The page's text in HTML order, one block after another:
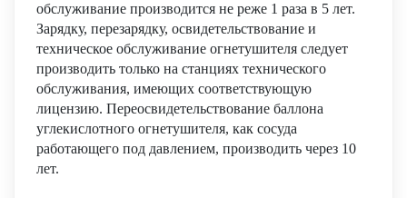
обслуживание производится не реже 1 раза в 5 лет.
Зарядку, перезарядку, освидетельствование и
техническое обслуживание огнетушителя следует
производить только на станциях технического
обслуживания, имеющих соответствующую
лицензию. Переосвидетельствование баллона
углекислотного огнетушителя, как сосуда
работающего под давлением, производить через 10
лет.